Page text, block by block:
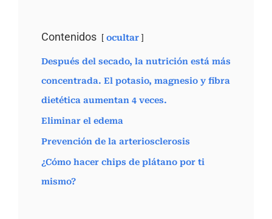
Contenidos ocultar
Después del secado, la nutrición está más
concentrada. El potasio, magnesio y fibra
dietética aumentan 4 veces.
Eliminar el edema
Prevención de la arteriosclerosis
¿Cómo hacer chips de plátano por ti
mismo?